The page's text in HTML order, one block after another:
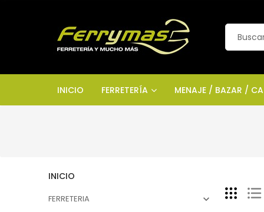
INICIO FERRETERÍA MENAJE / BAZAR /
INICIO
FERRETERIA 